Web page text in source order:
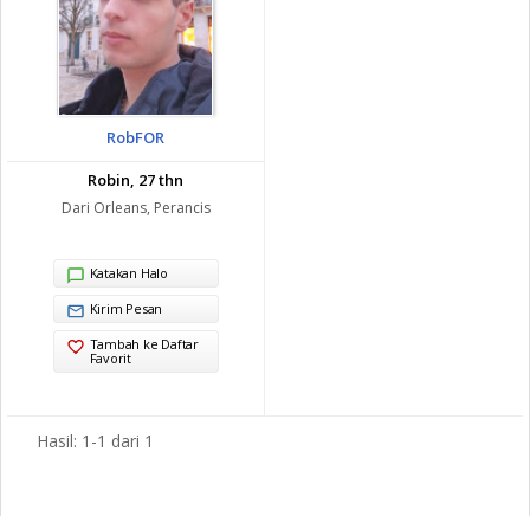
RobFOR
Robin, 27 thn
Dari Orleans, Perancis
Katakan Halo
Kirim Pesan
Tambah ke Daftar
Favorit
Hasil: 1-1 dari 1